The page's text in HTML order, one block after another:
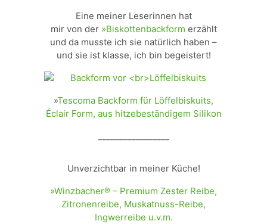
Eine meiner Leserinnen hat
mir von der »Biskottenbackform erzählt
und da musste ich sie natürlich haben –
und sie ist klasse, ich bin begeistert!
»Tescoma Backform für Löffelbiskuits,
Éclair Form, aus hitzebeständigem Silikon
Unverzichtbar in meiner Küche!
»Winzbacher® – Premium Zester Reibe,
Zitronenreibe, Muskatnuss-Reibe,
Ingwerreibe u.v.m.